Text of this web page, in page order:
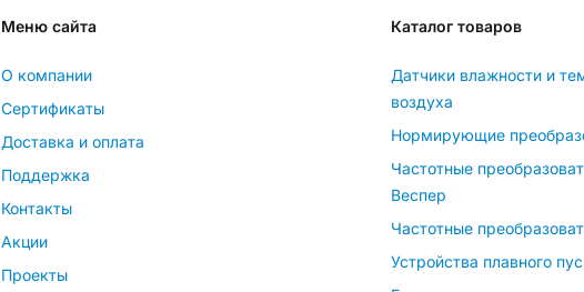
Меню сайта
О компании
Сертификаты
Доставка и оплата
Поддержка
Контакты
Акции
Проекты
Каталог товаров
Датчики влажности и
воздуха
Нормирующие
Частотные
Веспер
Частотные
Устройства плавного